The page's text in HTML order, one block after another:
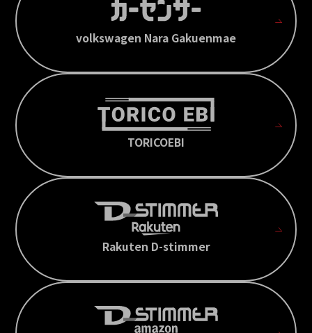
volkswagen Nara Gakuenmae
TORICOEBI
Rakuten D-stimmer